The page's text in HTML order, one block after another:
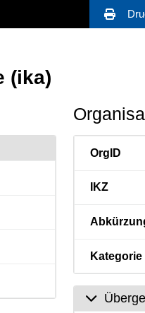
(ika)
OrgID
IKZ
Kategorie